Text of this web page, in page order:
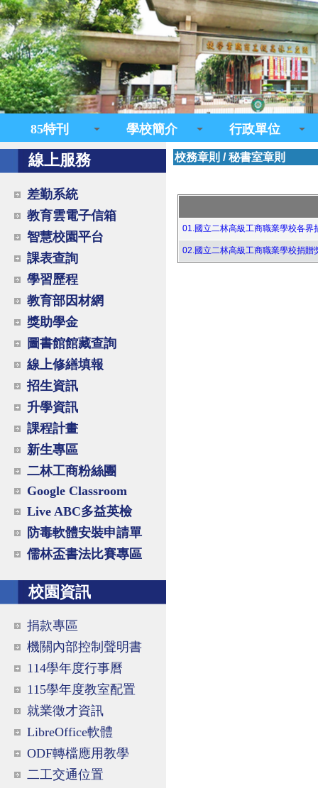
85特刊 學校簡介 行政單位
線上服務
差勤系統
教育雲電子信箱
智慧校園平台
課表查詢
學習歷程
教育部因材網
獎助學金
圖書館館藏查詢
線上修繕填報
招生資訊
升學資訊
課程計畫
新生專區
二林工商粉絲團
Google Classroom
Live ABC多益英檢
防毒軟體安裝申請單
儒林盃書法比賽專區
校園資訊
捐款專區
機關內部控制聲明書
114學年度行事曆
115學年度教室配置
就業徵才資訊
LibreOffice軟體
ODF轉檔應用教學
二工交通位置
校務章則 /秘書室章則
01.國立二林高級工商職業學校各界
02.國立二林高級工商職業學校捐贈